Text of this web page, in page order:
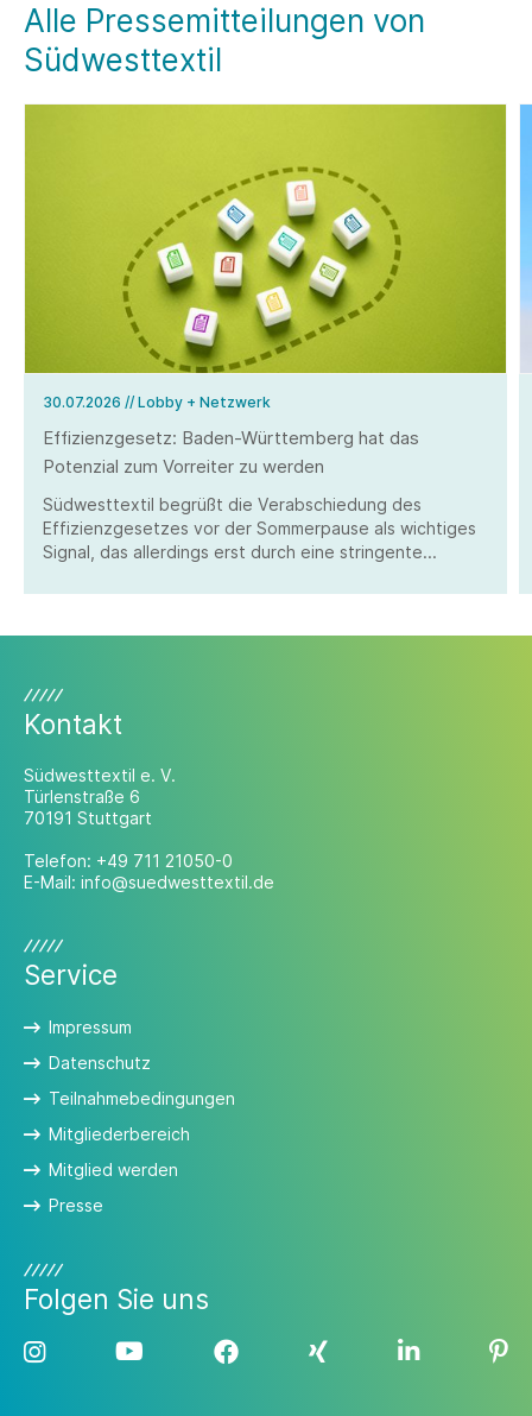
Alle Pressemitteilungen von
Südwesttextil
30.07.2026 // Lobby + Netzwerk
Effizienzgesetz: Baden-Württemberg hat das
Potenzial zum Vorreiter zu werden
Südwesttextil begrüßt die Verabschiedung des
Effizienzgesetzes vor der Sommerpause als wichtiges
Signal, das allerdings erst durch eine stringente
Kontakt
Südwesttextil e. V.
Türlenstraße 6
70191 Stuttgart
Telefon: +49 711 21050-0
E-Mail: info@suedwesttextil.de
Service
Impressum
Datenschutz
Teilnahmebedingungen
Mitgliederbereich
Mitglied werden
Presse
Folgen Sie uns